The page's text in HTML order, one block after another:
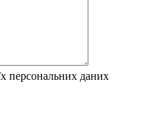
персональних даних